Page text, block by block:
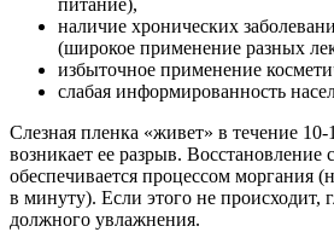
наличие хронических
(широкое применение разных
избыточное применение
слабая информированность
Слезная пленка «живет» в течение 10-
возникает ее разрыв. Восстановление
обеспечивается процессом моргания
в минуту). Если этого не происходит,
должного увлажнения.